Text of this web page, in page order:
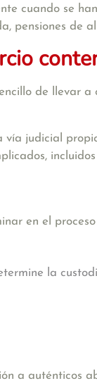
cuando se
pensiones de
de llevar
vía judicial
incluidos
en el
la
a auténticos